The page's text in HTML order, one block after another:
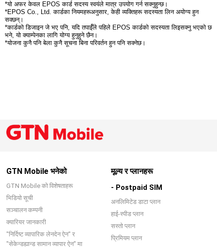
*यो अफर केवल EPOS कार्ड सदस्य स्वयंले मात्र उपयोग गर्न सक्नुहुन्छ।
*EPOS Co., Ltd. कार्डका नियमहरूअनुसार, केही व्यक्तिहरू सदस्यता लिन अयोग्य हुन
सक्छन्।
*कार्डको डिजाइन जे भए पनि, यदि तपाईँले पहिले EPOS कार्डको सदस्यता लिइसक्नु भएको छ
भने, यो क्याम्पेनका लागि योग्य हुनुहुने छैन।
*योजना कुनै पनि बेला कुनै सूचना बिना परिवर्तन हुन पनि सक्नेछ।
GTN Mobile भनेको
GTN Mobile को विशेषताहरू
भिडियो सूची
सञ्चालन कम्पनी
क्यारियर जानकारी
"निर्दिष्ट व्यापारिक लेनदेन ऐन" र
"सेकेन्डह्यान्ड सामान व्यापार ऐन" मा
मूल्य र प्लानहरू
- Postpaid SIM
अनलिमिटेड डाटा प्लान
हाई-स्पीड प्लान
सस्तो प्लान
प्रिमियम प्लान